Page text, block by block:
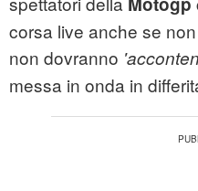
corsa live anche se
non dovranno
messa in onda in